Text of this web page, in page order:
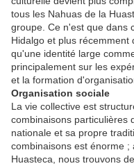
tous les Nahuas de la
groupe. Ce n'est que dans
Hidalgo et plus récemment
qu'une identité large
principalement sur les
et la formation
Organisation sociale
La vie collective est
combinaisons particulières
nationale et sa propre
combinaisons est énorme ;
Huasteca, nous trouvons